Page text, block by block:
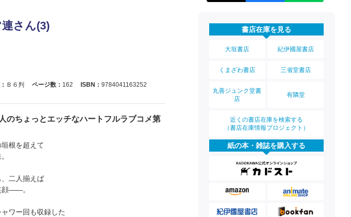
さん(3)
Ｂ６判 ページ数： 162 ISBN： 9784041163252
のちょっとエッチなハートフルラブコメ第
根を超えて
二人揃えば
顔――。
ワー回も収録した
書店在庫を見る
大垣書店 紀伊國屋書店
くまざわ書店 三省堂書店
丸善ジュンク堂書
店
有隣堂
近くの書店在庫を検索する
（書店在庫情報プロジェクト）
紙の本・雑誌を購入する